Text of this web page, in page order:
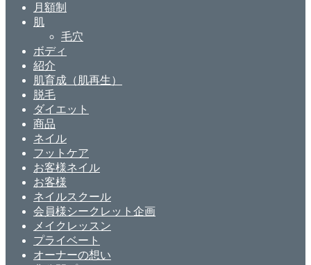
月額制
肌
毛穴
ボディ
紹介
肌育成（肌再生）
脱毛
ダイエット
商品
ネイル
フットケア
お客様ネイル
お客様
ネイルスクール
会員様シークレット企画
メイクレッスン
プライベート
オーナーの想い